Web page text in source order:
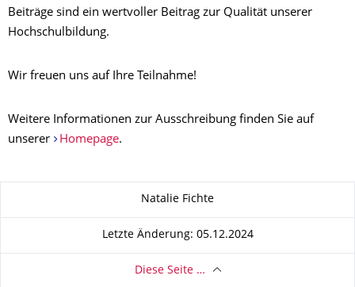
Beiträge sind ein wertvoller Beitrag zur Qualität unserer
Hochschulbildung.
Wir freuen uns auf Ihre Teilnahme!
Weitere Informationen zur Ausschreibung finden Sie auf
unserer
Homepage.
Natalie Fichte
Letzte Änderung: 05.12.2024
Diese Seite …